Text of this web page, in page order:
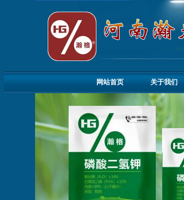
网站首页 关于我们